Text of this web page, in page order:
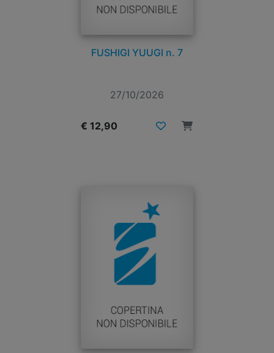
FUSHIGI YUUGI n. 7
27/10/2026
€ 12,90